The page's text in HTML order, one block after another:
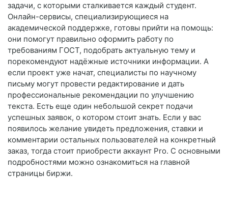
задачи, с которыми сталкивается каждый студент.
Онлайн-сервисы, специализирующиеся на
академической поддержке, готовы прийти на помощь:
они помогут правильно оформить работу по
требованиям ГОСТ, подобрать актуальную тему и
порекомендуют надёжные источники информации. А
если проект уже начат, специалисты по научному
письму могут провести редактирование и дать
профессиональные рекомендации по улучшению
текста. Есть еще один небольшой секрет подачи
успешных заявок, о котором стоит знать. Если у вас
появилось желание увидеть предложения, ставки и
комментарии остальных пользователей на конкретный
заказ, тогда стоит приобрести аккаунт Pro. С основными
подробностями можно ознакомиться на главной
страницы биржи.